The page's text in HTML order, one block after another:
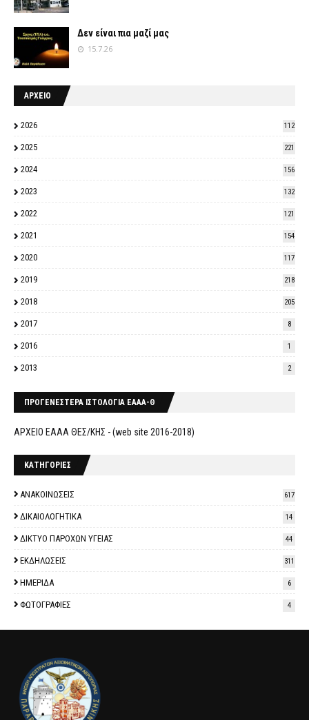
Δεν είναι πια μαζί μας
15.7.26
ΑΡΧΕΙΟ
2026 112
2025 221
2024 156
2023 132
2022 121
2021 154
2020 117
2019 218
2018 205
2017 8
2016 1
2013 2
ΠΡΟΓΕΝΕΣΤΕΡΑ ΙΣΤΟΛΟΓΙΑ ΕΑΑΑ-Θ
ΑΡΧΕΙΟ ΕΑΑΑ ΘΕΣ/ΚΗΣ - (web site 2016-2018)
ΚΑΤΗΓΟΡΙΕΣ
ΑΝΑΚΟΙΝΩΣΕΙΣ 617
ΔΙΚΑΙΟΛΟΓΗΤΙΚΑ 14
ΔΙΚΤΥΟ ΠΑΡΟΧΩΝ ΥΓΕΙΑΣ 44
ΕΚΔΗΛΩΣΕΙΣ 311
ΗΜΕΡΙΔΑ 6
ΦΩΤΟΓΡΑΦΙΕΣ 4